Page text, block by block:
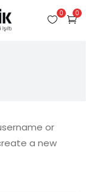
0
0
or
a new